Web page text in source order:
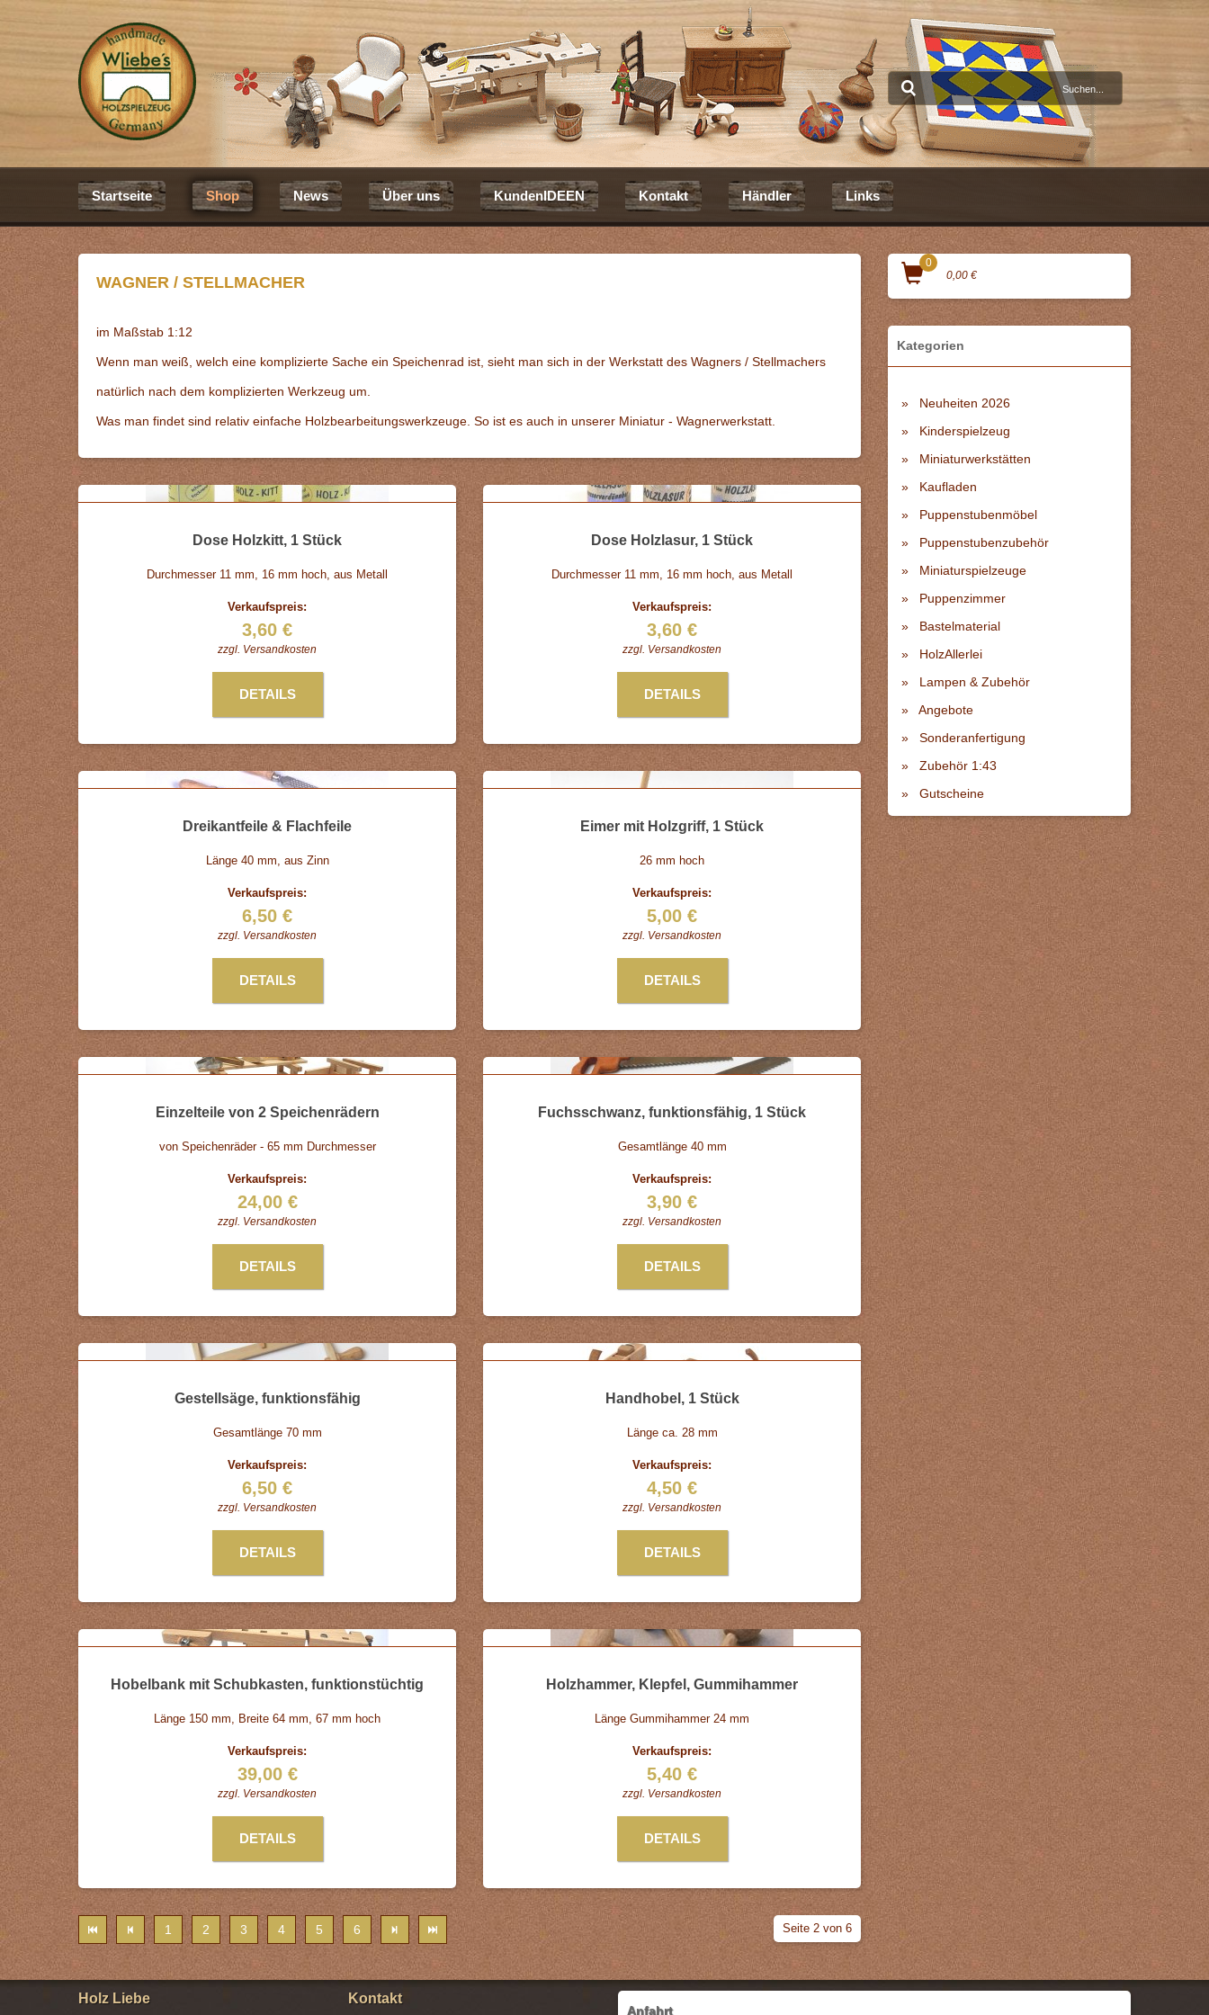
Startseite Shop News Über uns KundenIDEEN Kontakt Händler Links
WAGNER / STELLMACHER
im Maßstab 1:12
Wenn man weiß, welch eine komplizierte Sache ein Speichenrad ist, sieht man sich in der Werkstatt des Wagners / Stellmachers
natürlich nach dem komplizierten Werkzeug um.
Was man findet sind relativ einfache Holzbearbeitungswerkzeuge. So ist es auch in unserer Miniatur - Wagnerwerkstatt.
Dose Holzkitt, 1 Stück
Durchmesser 11 mm, 16 mm hoch, aus Metall
Verkaufspreis:
3,60 €
zzgl. Versandkosten
DETAILS
Dose Holzlasur, 1 Stück
Durchmesser 11 mm, 16 mm hoch, aus Metall
Verkaufspreis:
3,60 €
zzgl. Versandkosten
DETAILS
Dreikantfeile & Flachfeile
Länge 40 mm, aus Zinn
Verkaufspreis:
6,50 €
zzgl. Versandkosten
DETAILS
Eimer mit Holzgriff, 1 Stück
26 mm hoch
Verkaufspreis:
5,00 €
zzgl. Versandkosten
DETAILS
Einzelteile von 2 Speichenrädern
von Speichenräder - 65 mm Durchmesser
Verkaufspreis:
24,00 €
zzgl. Versandkosten
DETAILS
Fuchsschwanz, funktionsfähig, 1 Stück
Gesamtlänge 40 mm
Verkaufspreis:
3,90 €
zzgl. Versandkosten
DETAILS
Gestellsäge, funktionsfähig
Gesamtlänge 70 mm
Verkaufspreis:
6,50 €
zzgl. Versandkosten
DETAILS
Handhobel, 1 Stück
Länge ca. 28 mm
Verkaufspreis:
4,50 €
zzgl. Versandkosten
DETAILS
Hobelbank mit Schubkasten, funktionstüchtig
Länge 150 mm, Breite 64 mm, 67 mm hoch
Verkaufspreis:
39,00 €
zzgl. Versandkosten
DETAILS
Holzhammer, Klepfel, Gummihammer
Länge Gummihammer 24 mm
Verkaufspreis:
5,40 €
zzgl. Versandkosten
DETAILS
1 2 3 4 5 6 Seite 2 von 6
0
0,00 €
Kategorien
Neuheiten 2026
Kinderspielzeug
Miniaturwerkstätten
Kaufladen
Puppenstubenmöbel
Puppenstubenzubehör
Miniaturspielzeuge
Puppenzimmer
Bastelmaterial
HolzAllerlei
Lampen & Zubehör
Angebote
Sonderanfertigung
Zubehör 1:43
Gutscheine
Holz Liebe Kontakt
Anfahrt